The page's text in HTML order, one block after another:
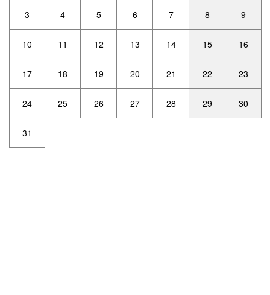
3 4 5 6 7 8 9
10 11 12 13 14 15 16
17 18 19 20 21 22 23
24 25 26 27 28 29 30
31